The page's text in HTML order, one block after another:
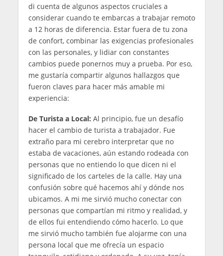
di cuenta de algunos aspectos cruciales a
considerar cuando te embarcas a trabajar remoto
a 12 horas de diferencia. Estar fuera de tu zona
de confort, combinar las exigencias profesionales
con las personales, y lidiar con constantes
cambios puede ponernos muy a prueba. Por eso,
me gustaría compartir algunos hallazgos que
fueron claves para hacer más amable mi
experiencia:
De Turista a Local: Al principio, fue un desafío
hacer el cambio de turista a trabajador. Fue
extraño para mi cerebro interpretar que no
estaba de vacaciones, aún estando rodeada con
personas que no entiendo lo que dicen ni el
significado de los carteles de la calle. Hay una
confusión sobre qué hacemos ahí y dónde nos
ubicamos. A mi me sirvió mucho conectar con
personas que compartían mi ritmo y realidad, y
de ellos fui entendiendo cómo hacerlo. Lo que
me sirvió mucho también fue alojarme con una
persona local que me ofrecía un espacio